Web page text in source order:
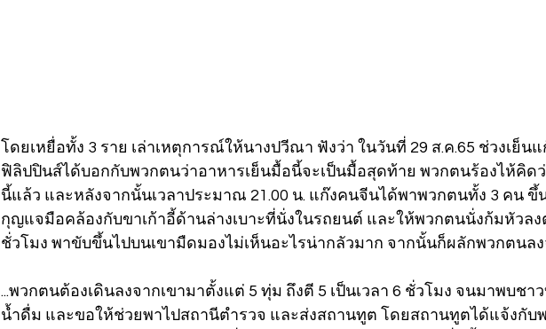
โดยเหยื่อทั้ง 3 ราย เล่าเหตุการณ์ให้นางปวีณา ฟังว่า ในวันที่ 29 ส.ค.65 ช่วงเย็น
ฟิลิปปินส์ได้บอกกับพวกตนว่าอาหารเย็นมื้อนี้จะเป็นมื้อสุดท้าย พวกตนร้องไห้คิด
นี้แล้ว และหลังจากนั้นเวลาประมาณ 21.00 น. แก๊งคนจีนได้พาพวกตนทั้ง 3 คน ขึ้
กุญแจมือคล้องกับขาเก้าอี้ด้านล่างเบาะที่นั่งในรถยนต์ และให้พวกตนนั่งก้มหัวลง
ชั่วโมง พาขับขึ้นไปบนเขามืดมองไม่เห็นอะไรน่ากลัวมาก จากนั้นก็ผลักพวกตนล
...พวกตนต้องเดินลงจากเขามาตั้งแต่ 5 ทุ่ม ถึงตี 5 เป็นเวลา 6 ชั่วโมง จนมาพบชา
น้ำดื่ม และขอให้ช่วยพาไปสถานีตำรวจ และส่งสถานทูต โดยสถานทูตได้แจ้งกับ